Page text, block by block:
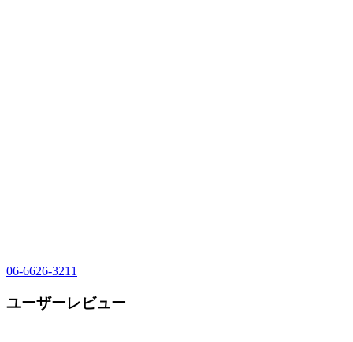
06-6626-3211
ユーザーレビュー